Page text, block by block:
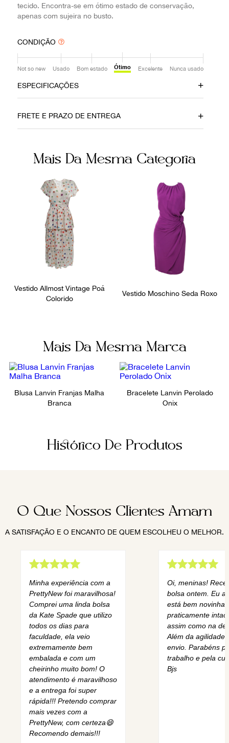
tecido. Encontra-se em ótimo estado de conservação,
apenas com sujeira no busto.
CONDIÇÃO
Not so new Usado Bom estado Ótimo Excelente Nunca usado
ESPECIFICAÇÕES
Algodão Preto
Zíper Capa
Fornecedor
800388
FRETE E PRAZO DE ENTREGA
Mais Da Mesma Categoria
Vestido Allmost Vintage Poá
Colorido
Vestido Moschino Seda Roxo
Mais Da Mesma Marca
Blusa Lanvin Franjas Malha
Branca
Bracelete Lanvin Perolado
Onix
Histórico De Produtos
O Que Nossos Clientes Amam
A SATISFAÇÃO E O ENCANTO DE QUEM ESCOLHEU O MELHOR.
Minha experiência com a
PrettyNew foi maravilhosa!
Comprei uma linda bolsa
da Kate Spade que utilizo
todos os dias para
faculdade, ela veio
extremamente bem
embalada e com um
cheirinho muito bom! O
atendimento é maravilhoso
e a entrega foi super
rápida!!! Pretendo comprar
mais vezes com a
PrettyNew, com certeza😄
Recomendo demais!!!
Oi, meninas!
bolsa ontem. Eu
está bem novinha,
praticamente
assim como na
Além da agilidade
envio. Parabéns
trabalho e pela
Bjs